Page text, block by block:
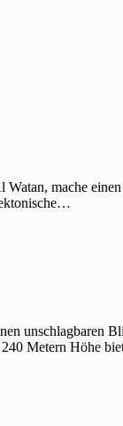
mache
unschlagbaren
Metern Höhe